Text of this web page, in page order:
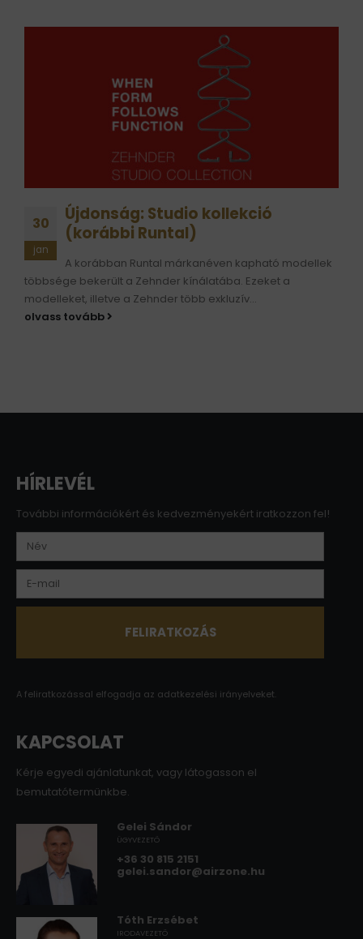
30
jan
Újdonság: Studio kollekció
(korábbi Runtal)
A korábban Runtal márkanéven kapható modellek
többsége bekerült a Zehnder kínálatába. Ezeket a
modelleket, illetve a Zehnder több exkluzív...
olvass tovább
HÍRLEVÉL
További információkért és kedvezményekért iratkozzon fel!
A feliratkozással elfogadja az adatkezelési irányelveket.
KAPCSOLAT
Kérje egyedi ajánlatunkat, vagy látogasson el
bemutatótermünkbe.
Gelei Sándor
ÜGYVEZETŐ
+36 30 815 2151
gelei.sandor@airzone.hu
Tóth Erzsébet
IRODAVEZETŐ